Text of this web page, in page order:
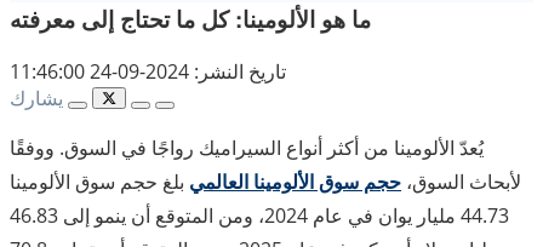
ما هو الألومينا: كل ما تحتاج إلى معرفته
تاريخ النشر: 2024-09-24 11:46:00
يشارك
يُعدّ الألومينا من أكثر أنواع السيراميك رواجًا في السوق. ووفقًا
لأبحاث السوق، حجم سوق الألومينا العالمي بلغ حجم سوق الألومينا
44.73 مليار يوان في عام 2024، ومن المتوقع أن ينمو إلى 46.83